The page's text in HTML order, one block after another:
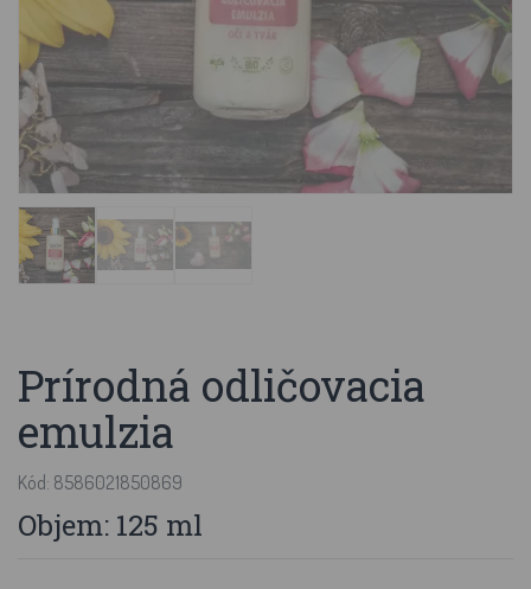
Prírodná odličovacia
emulzia
Kód: 8586021850869
Objem: 125 ml